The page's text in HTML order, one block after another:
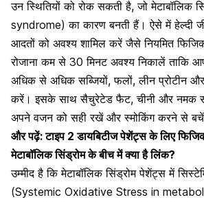
उन स्थितियों को रोक सकती है, जो मेटाबॉलिक
syndrome) का कारण बनती हैं। ऐसे मेंहेल्दी
आदतों को अवश्य शामिल करें जैसे नियमित
रोजाना कम से 30 मिनट अवश्य निकालें ताकि
अधिक से अधिक सब्जियों, फलों, लीन प्रोटीन
करें। इसके साथसैचुरेटेड फैट, चीनी और नमक
अपने वजन को सही रखें और स्मोकिंग करने से
और पढ़ें:टाइप 2 डायबिटीज पेशेंट्स के लिए
मेटाबॉलिक सिंड्रोम के बीच में क्या है लिंक?
उम्मीद है कि मेटाबॉलिक सिंड्रोम पेशेंट्स में
(Systemic Oxidative Stress in